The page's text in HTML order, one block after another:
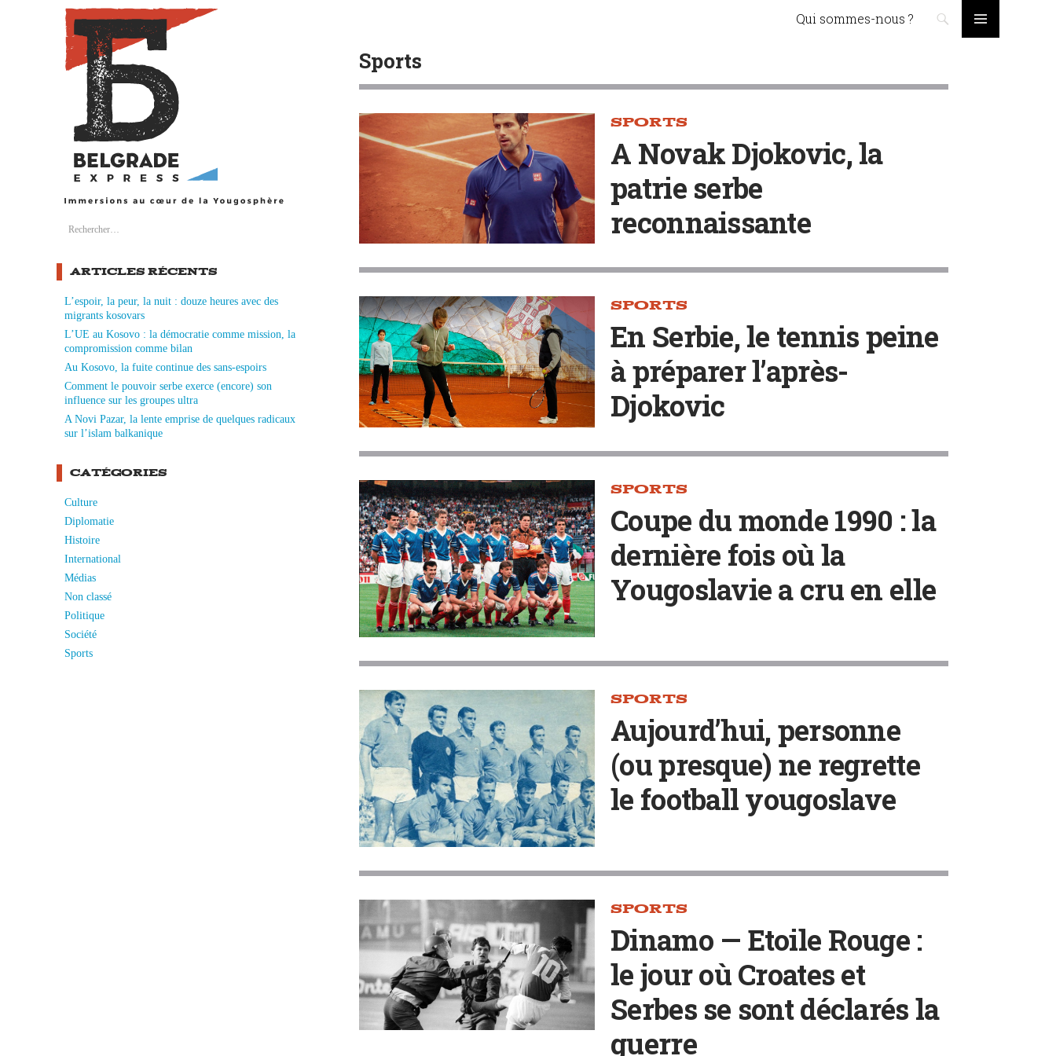
Search Qui sommes-nous ?
Rechercher :
ARTICLES RÉCENTS
L’espoir, la peur, la nuit : douze heures avec des
migrants kosovars
L’UE au Kosovo : la démocratie comme mission, la
compromission comme bilan
Au Kosovo, la fuite continue des sans-espoirs
Comment le pouvoir serbe exerce (encore) son
influence sur les groupes ultra
A Novi Pazar, la lente emprise de quelques radicaux
sur l’islam balkanique
CATÉGORIES
Culture
Diplomatie
Histoire
International
Médias
Non classé
Politique
Société
Sports
Sports
SPORTS
A Novak Djokovic, la
patrie serbe
reconnaissante
SPORTS
En Serbie, le tennis peine
à préparer l’après-
Djokovic
SPORTS
Coupe du monde 1990 : la
dernière fois où la
Yougoslavie a cru en elle
SPORTS
Aujourd’hui, personne
(ou presque) ne regrette
le football yougoslave
SPORTS
Dinamo — Etoile Rouge :
le jour où Croates et
Serbes se sont déclarés la
guerre